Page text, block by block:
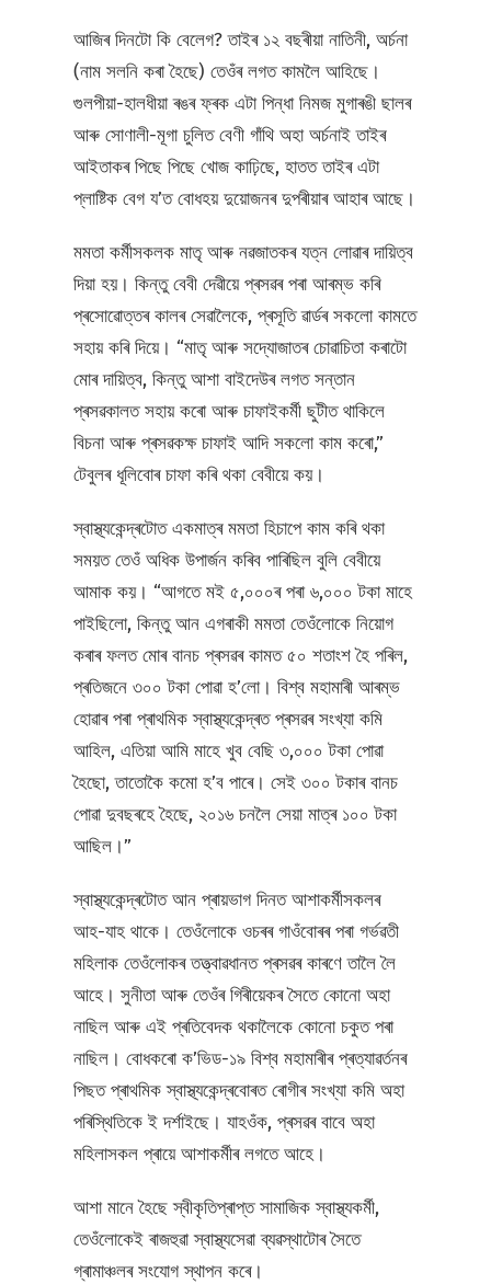
আজিৰ দিনটো কি বেলেগ? তাইৰ ১২ বছৰীয়া নাতিনী, অৰ্চনা
(নাম সলনি কৰা হৈছে) তেওঁৰ লগত কামলৈ আহিছে।
গুলপীয়া-হালধীয়া ৰঙৰ ফ্ৰক এটা পিন্ধা নিমজ মুগাৰঙী ছালৰ
আৰু সোণালী-মূগা চুলিত বেণী গাঁথি অহা অৰ্চনাই তাইৰ
আইতাকৰ পিছে পিছে খোজ কাঢ়িছে, হাতত তাইৰ এটা
প্লাষ্টিক বেগ য’ত বোধহয় দুয়োজনৰ দুপৰীয়াৰ আহাৰ আছে।
মমতা কৰ্মীসকলক মাতৃ আৰু নৱজাতকৰ যত্ন লোৱাৰ দায়িত্ব
দিয়া হয়। কিন্তু বেবী দেৱীয়ে প্ৰসৱৰ পৰা আৰম্ভ কৰি
প্ৰসোৱোত্তৰ কালৰ সেৱালৈকে, প্ৰসূতি ৱাৰ্ডৰ সকলো কামতে
সহায় কৰি দিয়ে। “মাতৃ আৰু সদ্যোজাতৰ চোৱাচিতা কৰাটো
মোৰ দায়িত্ব, কিন্তু আশা বাইদেউৰ লগত সন্তান
প্ৰসৱকালত সহায় কৰো আৰু চাফাইকৰ্মী ছুটীত থাকিলে
বিচনা আৰু প্ৰসৱকক্ষ চাফাই আদি সকলো কাম কৰো,”
টেবুলৰ ধূলিবোৰ চাফা কৰি থকা বেবীয়ে কয়।
স্বাস্থ্যকেন্দ্ৰটোত একমাত্ৰ মমতা হিচাপে কাম কৰি থকা
সময়ত তেওঁ অধিক উপাৰ্জন কৰিব পাৰিছিল বুলি বেবীয়ে
আমাক কয়। “আগতে মই ৫,০০০ৰ পৰা ৬,০০০ টকা মাহে
পাইছিলো, কিন্তু আন এগৰাকী মমতা তেওঁলোকে নিয়োগ
কৰাৰ ফলত মোৰ বানচ প্ৰসৱৰ কামত ৫০ শতাংশ হৈ পৰিল,
প্ৰতিজনে ৩০০ টকা পোৱা হ’লো। বিশ্ব মহামাৰী আৰম্ভ
হোৱাৰ পৰা প্ৰাথমিক স্বাস্থ্যকেন্দ্ৰত প্ৰসৱৰ সংখ্যা কমি
আহিল, এতিয়া আমি মাহে খুব বেছি ৩,০০০ টকা পোৱা
হৈছো, তাতোকৈ কমো হ’ব পাৰে। সেই ৩০০ টকাৰ বানচ
পোৱা দুবছৰহে হৈছে, ২০১৬ চনলৈ সেয়া মাত্ৰ ১০০ টকা
আছিল।”
স্বাস্থ্যকেন্দ্ৰটোত আন প্ৰায়ভাগ দিনত আশাকৰ্মীসকলৰ
আহ-যাহ থাকে। তেওঁলোকে ওচৰৰ গাওঁবোৰৰ পৰা গৰ্ভৱতী
মহিলাক তেওঁলোকৰ তত্ত্বাৱধানত প্ৰসৱৰ কাৰণে তালৈ লৈ
আহে। সুনীতা আৰু তেওঁৰ গিৰীয়েকৰ সৈতে কোনো অহা
নাছিল আৰু এই প্ৰতিবেদক থকালৈকে কোনো চকুত পৰা
নাছিল। বোধকৰো ক’ভিড-১৯ বিশ্ব মহামাৰীৰ প্ৰত্যাৱৰ্তনৰ
পিছত প্ৰাথমিক স্বাস্থ্যকেন্দ্ৰবোৰত ৰোগীৰ সংখ্যা কমি অহা
পৰিস্থিতিকে ই দৰ্শাইছে। যাহওঁক, প্ৰসৱৰ বাবে অহা
মহিলাসকল প্ৰায়ে আশাকৰ্মীৰ লগতে আহে।
আশা মানে হৈছে স্বীকৃতিপ্ৰাপ্ত সামাজিক স্বাস্থ্যকৰ্মী,
তেওঁলোকেই ৰাজহুৱা স্বাস্থ্যসেৱা ব্যৱস্থাটোৰ সৈতে
গ্ৰামাঞ্চলৰ সংযোগ স্থাপন কৰে।